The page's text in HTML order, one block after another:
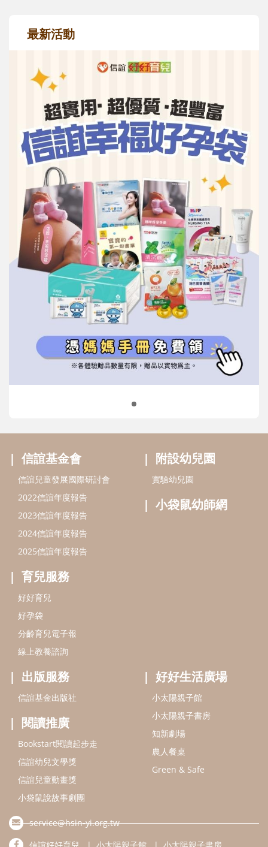
信誼基金會
信誼兒童發展國際研討會
2022信誼年度報告
2023信誼年度報告
2024信誼年度報告
好孕袋
分齡育兒電子報
線上教養諮詢
附設幼兒園
小袋鼠幼師網
出版服務
信誼基金出版社
閱讀推廣
Bookstart閱讀起步走
信誼幼兒文學獎
信誼兒童動畫獎
小袋鼠說故事劇團
service@hsin-yi.org.tw
信誼好好育兒
小太陽親子書房
(02)2396-5305轉2345 (週一～週五 9:00～18:00)
認識信誼 合作洽談 智慧財產權聲明
本網站建議使用IE9(含以上)或 Google Chrome 版本瀏覽器
信誼基金會/上誼文化實業股份有限公司 版權所有 ©